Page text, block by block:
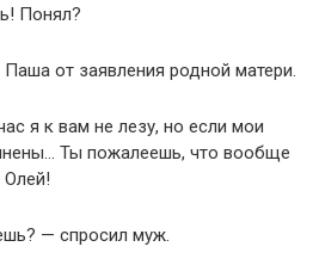
Понял?
от заявления родной матери.
я к вам не лезу, но если мои
Ты пожалеешь, что вообще
Олей!
— спросил муж.